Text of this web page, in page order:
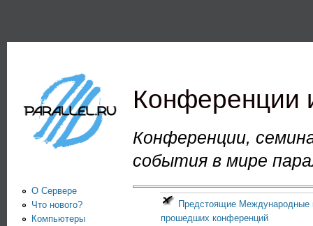
Информационно-
аналитический
центр по
параллельным
вычислениям
Конференции
Конференции,
события в мире
Предстоящие Международные
прошедших конференций
О Сервере
Что нового?
Компьютеры